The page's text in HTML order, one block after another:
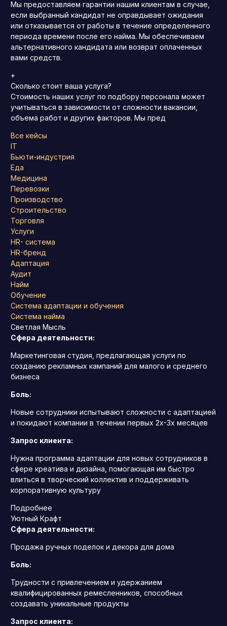
Мы предоставляем гарантии нашим клиентам в случае,
если выбранный кандидат не оправдывает ожидания
или отказывается от работы в течение определенного
периода времени после его найма. Мы обеспечиваем
альтернативного кандидата или возврат оплаченных
вами средств.
+
Сколько стоит ваша услуга?
Стоимость наших услуг по подбору персонала может
учитываться в зависимости от сложности вакансии,
объема работ и других факторов. Мы пред
Все кейсы
IT
Бьюти-индустрия
Еда
Медицина
Перевозки
Производство
Строительство
Торговля
Услуги
HR- система
HR-бренд
Адаптация
Аудит
Найм
Обучение
Система адаптации и обучения
Система найма
Светлая Мысль
Сфера деятельности:
Маркетинговая студия, предлагающая услуги по
созданию рекламных кампаний для малого и среднего
бизнеса
Боль:
Новые сотрудники испытывают сложности с адаптацией
и покидают компании в течении первых 2х-3х месяцев
Запрос клиента:
Нужна программа адаптации для новых сотрудников в
сфере креатива и дизайна, помогающая им быстро
влиться в творческий коллектив и поддерживать
корпоративную культуру
Подробнее
Уютный Крафт
Сфера деятельности:
Продажа ручных поделок и декора для дома
Боль:
Трудности с привлечением и удержанием
квалифицированных ремесленников, способных
создавать уникальные продукты
Запрос клиента: